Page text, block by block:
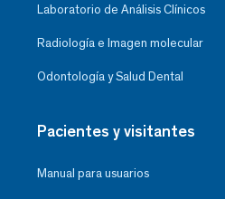
Laboratorio de Análisis Clínicos
Radiología e Imagen molecular
Odontología y Salud Dental
Pacientes y visitantes
Manual para usuarios